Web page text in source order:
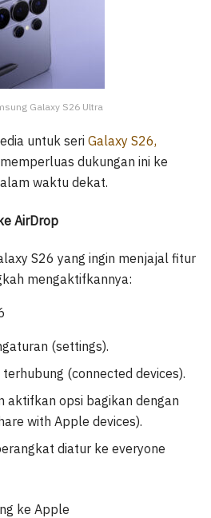
Galaxy S26 Ultra
untuk seri Galaxy S26,
dukungan ini ke
waktu dekat.
AirDrop
S26 yang ingin menjajal fitur
mengaktifkannya:
(settings).
(connected devices).
aktifkan opsi bagikan dengan
with Apple devices).
diatur ke everyone
ke Apple